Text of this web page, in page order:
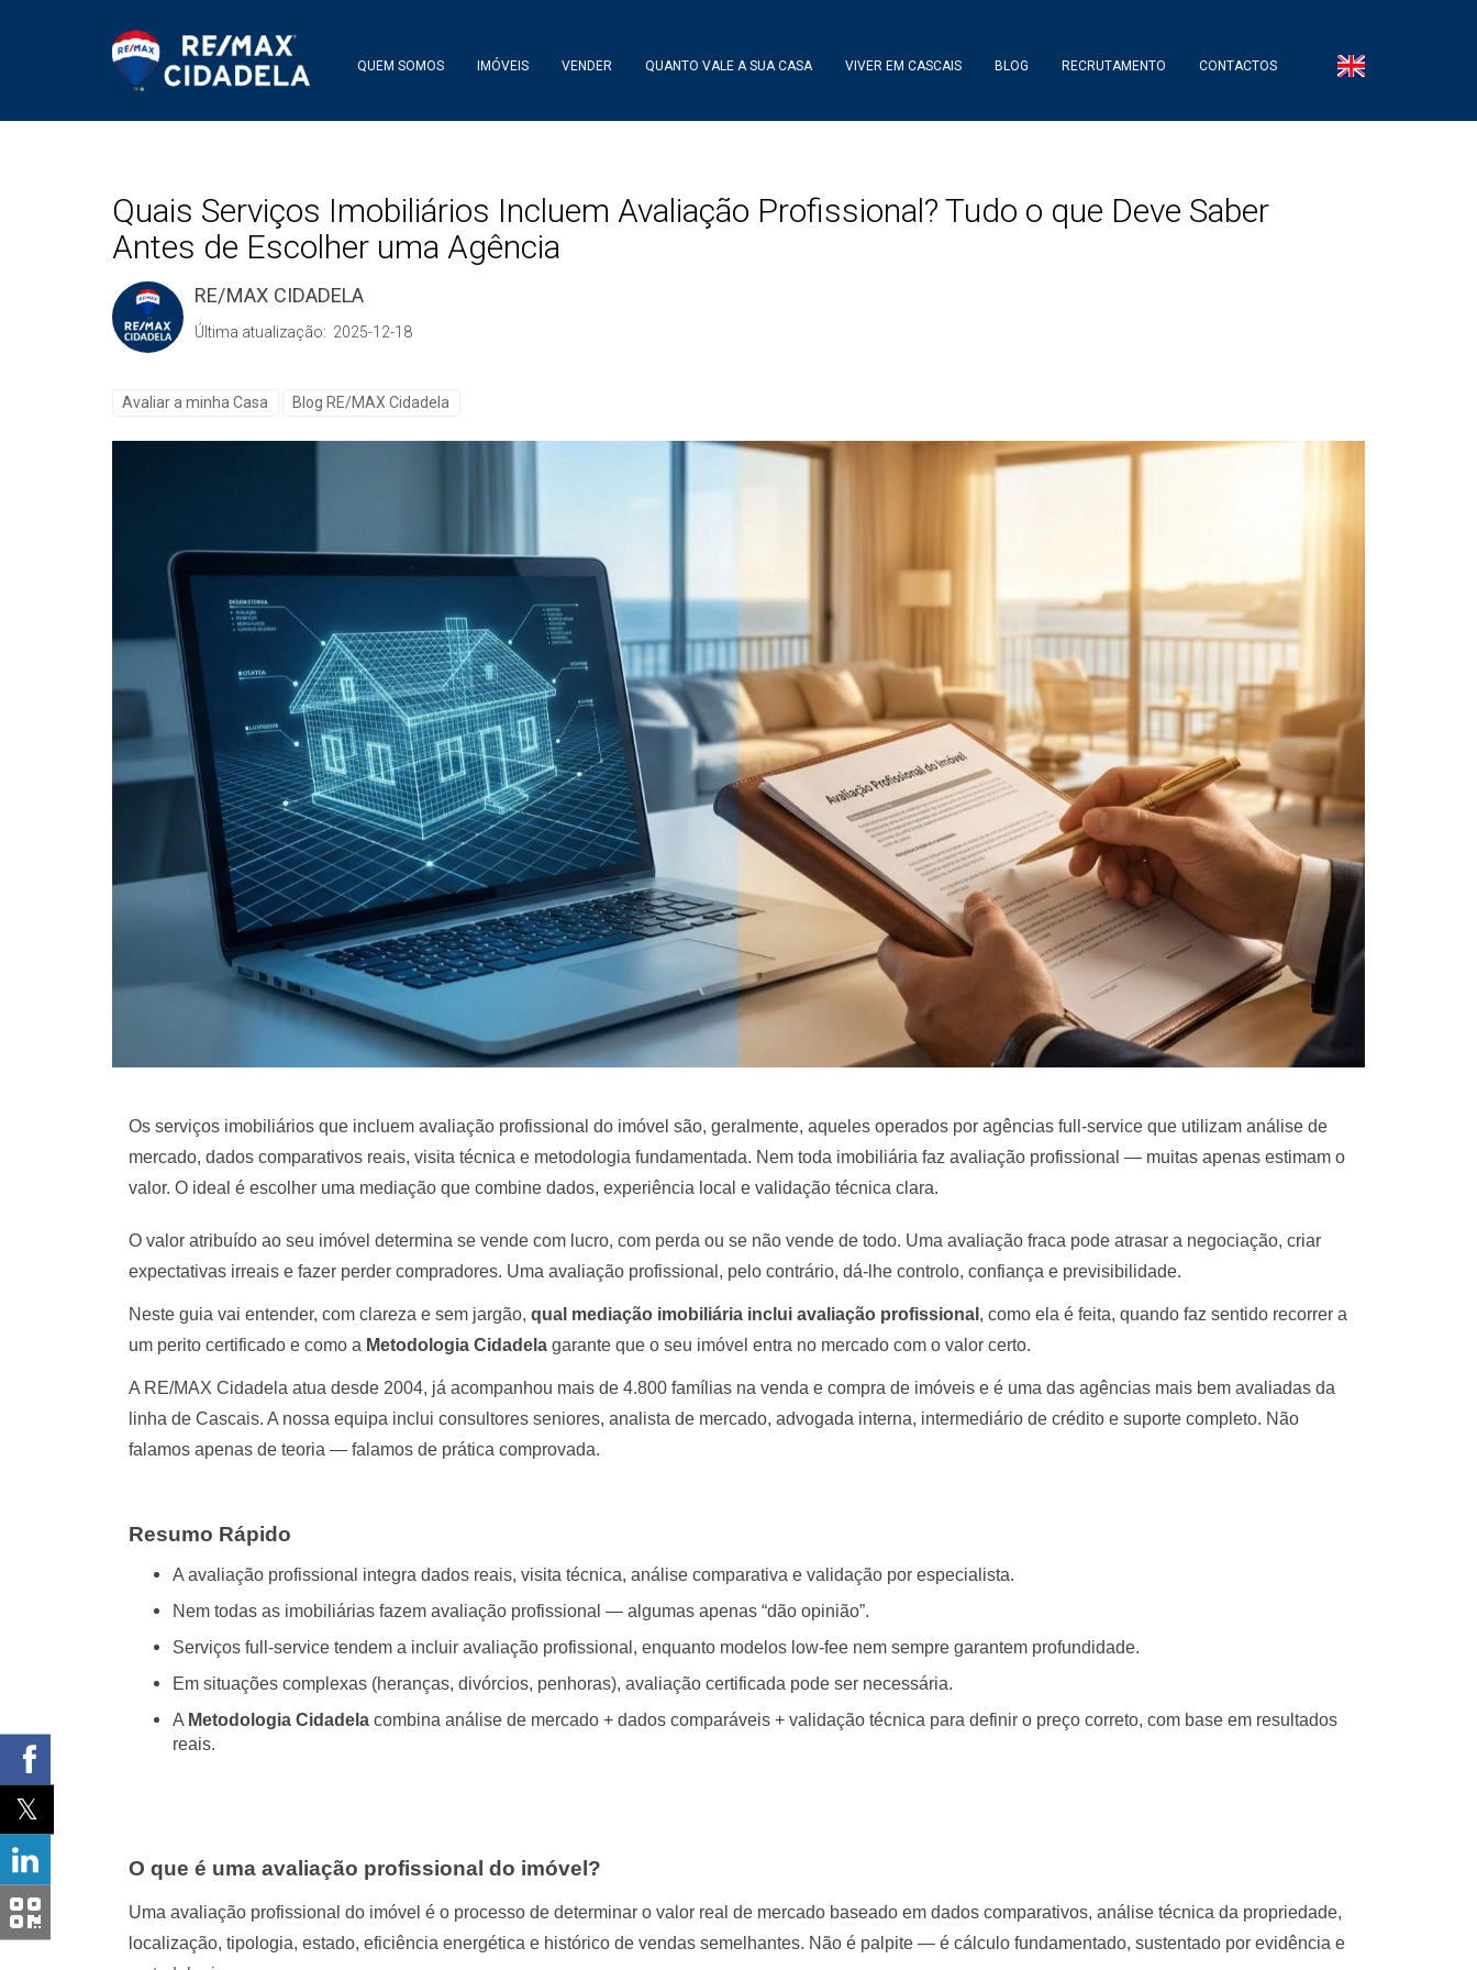
QUEM SOMOS IMÓVEIS VENDER QUANTO VALE A SUA CASA VIVER EM CASCAIS BLOG RECRUTAMENTO CONTACTOS
Quais Serviços Imobiliários Incluem Avaliação Profissional? Tudo o que Deve Saber
Antes de Escolher uma Agência
RE/MAX CIDADELA
Última atualização: 2025-12-18
Avaliar a minha Casa Blog RE/MAX Cidadela
Os serviços imobiliários que incluem avaliação profissional do imóvel são, geralmente, aqueles operados por agências full-service que utilizam análise de
mercado, dados comparativos reais, visita técnica e metodologia fundamentada. Nem toda imobiliária faz avaliação profissional — muitas apenas estimam o
valor. O ideal é escolher uma mediação que combine dados, experiência local e validação técnica clara.
O valor atribuído ao seu imóvel determina se vende com lucro, com perda ou se não vende de todo. Uma avaliação fraca pode atrasar a negociação, criar
expectativas irreais e fazer perder compradores. Uma avaliação profissional, pelo contrário, dá-lhe controlo, confiança e previsibilidade.
Neste guia vai entender, com clareza e sem jargão, qual mediação imobiliária inclui avaliação profissional , como ela é feita, quando faz sentido recorrer a
um perito certificado e como a Metodologia Cidadela garante que o seu imóvel entra no mercado com o valor certo.
A RE/MAX Cidadela atua desde 2004, já acompanhou mais de 4.800 famílias na venda e compra de imóveis e é uma das agências mais bem avaliadas da
linha de Cascais. A nossa equipa inclui consultores seniores, analista de mercado, advogada interna, intermediário de crédito e suporte completo. Não
falamos apenas de teoria — falamos de prática comprovada.
Resumo Rápido
A avaliação profissional integra dados reais, visita técnica, análise comparativa e validação por especialista.
Nem todas as imobiliárias fazem avaliação profissional — algumas apenas “dão opinião”.
Serviços full-service tendem a incluir avaliação profissional, enquanto modelos low-fee nem sempre garantem profundidade.
Em situações complexas (heranças, divórcios, penhoras), avaliação certificada pode ser necessária.
A Metodologia Cidadela combina análise de mercado + dados comparáveis + validação técnica para definir o preço correto, com base em resultados
reais.
O que é uma avaliação profissional do imóvel?
Uma avaliação profissional do imóvel é o processo de determinar o valor real de mercado baseado em dados comparativos, análise técnica da propriedade,
localização, tipologia, estado, eficiência energética e histórico de vendas semelhantes. Não é palpite — é cálculo fundamentado, sustentado por evidência e